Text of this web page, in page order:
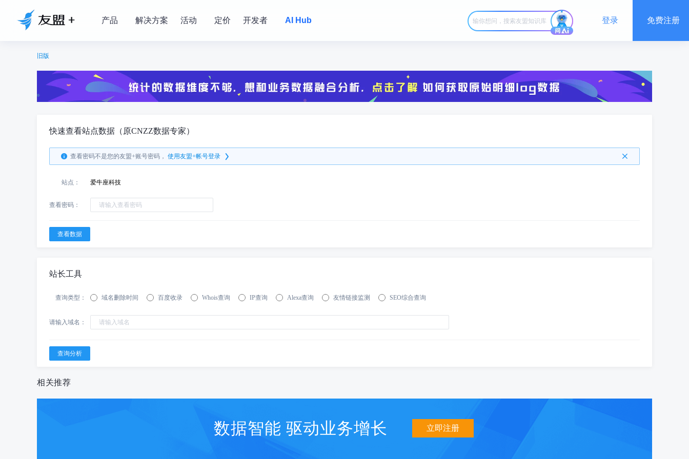
产品 解决方案 活动 定价 开发者 AI Hub 登录 免费注册
旧版
快速查看站点数据（原CNZZ数据专家）
查看密码不是您的友盟+账号密码， 使用友盟+帐号登录
站点： 爱牛座科技
查看密码：
站长工具
查询类型： 域名删除时间 百度收录 Whois查询 IP查询 Alexa查询 友情链接监测 SEO综合查询
请输入域名：
相关推荐
数据智能 驱动业务增长 立即注册